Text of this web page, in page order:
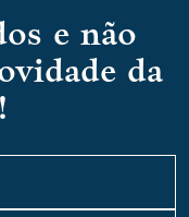
e não
da